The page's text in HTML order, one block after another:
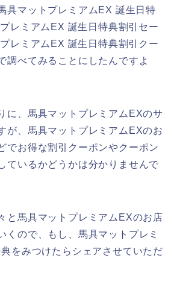
具マットプレミアムEX 誕生日特
レミアムEX 誕生日特典割引セー
レミアムEX 誕生日特典割引クー
調べてみることにしたんですよ
に、馬具マットプレミアムEXのサ
が、馬具マットプレミアムEXのお
でお得な割引クーポンやクーポン
ているかどうかは分かりませんで
と馬具マットプレミアムEXのお店
くので、もし、馬具マットプレミ
をみつけたらシェアさせていただ